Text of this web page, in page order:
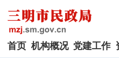
首页 机构概况 党建工作